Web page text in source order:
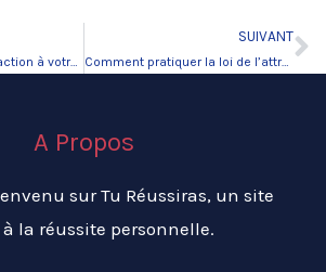
Mettez la loi de l’attraction à votre service
SUIVANT
Comment pratiquer la loi de l’attraction et changer de vie.
A Propos
sur Tu Réussiras, un site
la réussite personnelle.